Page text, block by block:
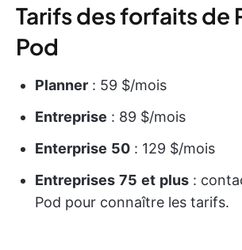
Tarifs des forfaits de
Pod
Planner : 59 $/mois
Entreprise : 89 $/mois
Enterprise 50 : 129 $/mois
Entreprises 75 et plus :
Pod pour connaître les tarifs.